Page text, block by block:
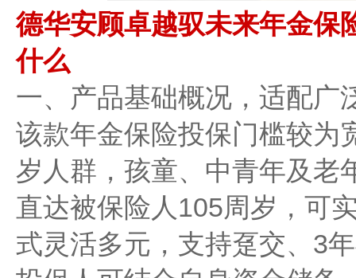
德华安顾卓越驭未来年金保
什么
一、产品基础概况，适配广
该款年金保险投保门槛较为
岁人群，孩童、中青年及老
直达被保险人105周岁，可
式灵活多元，支持趸交、3